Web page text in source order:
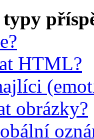
HTML?
obrázky?